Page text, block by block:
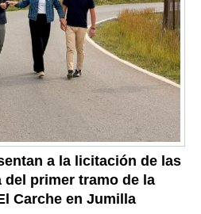
a la licitación de las
del primer tramo de la
Carche en Jumilla